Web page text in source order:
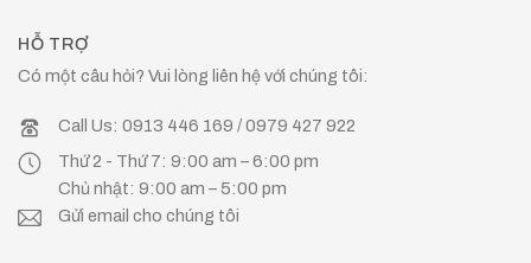
HỖ TRỢ
Có một câu hỏi? Vui lòng liên hệ với chúng tôi:
Call Us: 0913 446 169 / 0979 427 922
Thứ 2 - Thứ 7: 9:00 am – 6:00 pm
Chủ nhật: 9:00 am – 5:00 pm
Gửi email cho chúng tôi